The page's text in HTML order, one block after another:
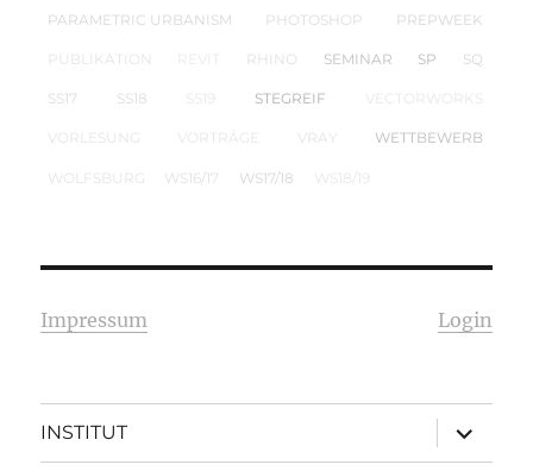
PARAMETRIC URBANISM PHOTOSHOP PREPWEEK
PUBLIKATION RHINO SEMINAR SP SQ
SS17 SS18 SS19 STEGREIF VECTORWORKS
VORLESUNG VORTRÄGE VRAY WETTBEWERB
WOLFSBURG WS16/17 WS17/18 WS18/19
Impressum Login
INSTITUT
öffnen